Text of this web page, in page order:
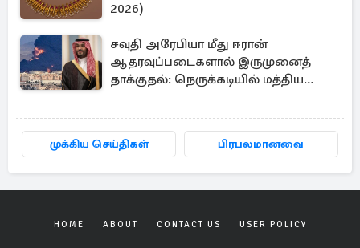
2026)
சவுதி அரேபியா மீது ஈரான்
ஆதரவுப்படைகளால் இருமுனைத்
தாக்குதல்: நெருக்கடியில் மத்திய
முக்கிய செய்திகள் பிரபலமானவை
HOME ABOUT CONTACT US USER POLICY